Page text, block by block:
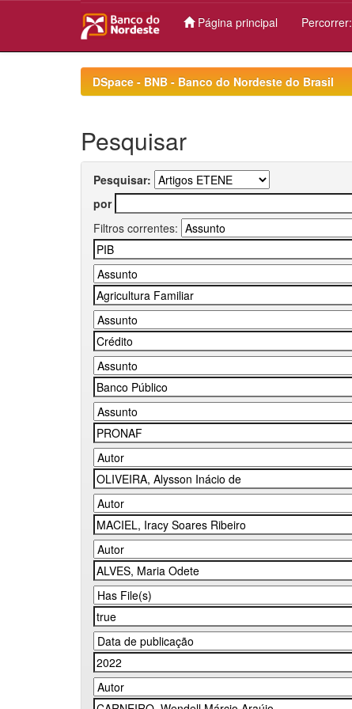
Página principal Percorrer:
DSpace - BNB - Banco do Nordeste do Brasil
Pesquisar
Pesquisar:
por
Filtros correntes: